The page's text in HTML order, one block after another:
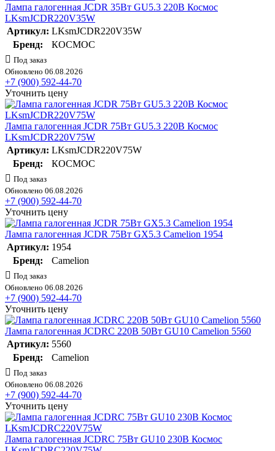
Лампа галогенная JCDR 35Вт GU5.3 220В Космос
LKsmJCDR220V35W
Артикул: LKsmJCDR220V35W
Бренд:
КОСМОС
Под заказ
Обновлено 06.08.2026
+7 (900) 592-44-70
Уточнить цену
Лампа галогенная JCDR 75Вт GU5.3 220В Космос
LKsmJCDR220V75W
Артикул: LKsmJCDR220V75W
Бренд:
КОСМОС
Под заказ
Обновлено 06.08.2026
+7 (900) 592-44-70
Уточнить цену
Лампа галогенная JCDR 75Вт GX5.3 Camelion 1954
Артикул: 1954
Бренд:
Camelion
Под заказ
Обновлено 06.08.2026
+7 (900) 592-44-70
Уточнить цену
Лампа галогенная JCDRC 220В 50Вт GU10 Camelion 5560
Артикул: 5560
Бренд:
Camelion
Под заказ
Обновлено 06.08.2026
+7 (900) 592-44-70
Уточнить цену
Лампа галогенная JCDRC 75Вт GU10 230В Космос